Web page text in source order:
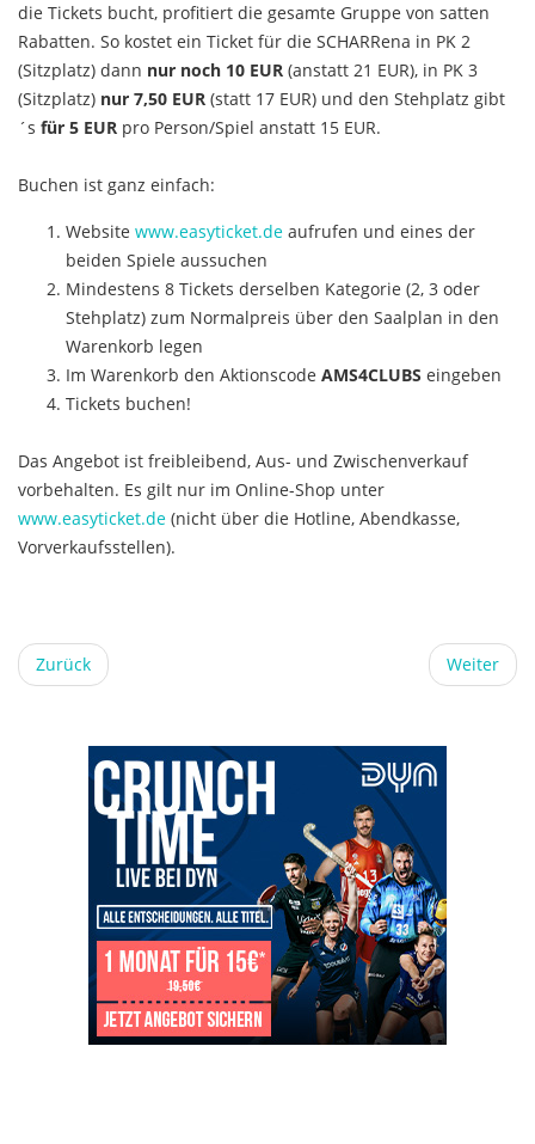
die Tickets bucht, profitiert die gesamte Gruppe von satten
Rabatten. So kostet ein Ticket für die SCHARRena in PK 2
(Sitzplatz) dann nur noch 10 EUR (anstatt 21 EUR), in PK 3
(Sitzplatz) nur 7,50 EUR (statt 17 EUR) und den Stehplatz gibt
´s für 5 EUR pro Person/Spiel anstatt 15 EUR.
Buchen ist ganz einfach:
Website www.easyticket.de aufrufen und eines der
beiden Spiele aussuchen
Mindestens 8 Tickets derselben Kategorie (2, 3 oder
Stehplatz) zum Normalpreis über den Saalplan in den
Warenkorb legen
Im Warenkorb den Aktionscode AMS4CLUBS eingeben
Tickets buchen!
Das Angebot ist freibleibend, Aus- und Zwischenverkauf
vorbehalten. Es gilt nur im Online-Shop unter
www.easyticket.de (nicht über die Hotline, Abendkasse,
Vorverkaufsstellen).
Zurück Weiter